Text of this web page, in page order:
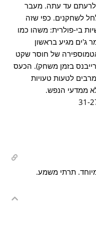
לרעתם עד עתה. מעבר
לשחקנים. כפי שזה
בי-פולרית: משהו כמו
ג'ים מגיע בראשון
של חוסר שקט
בזמן משחק). הכעס
לטעות טעויות
ממדעי הנפש.
תרתי משמע.